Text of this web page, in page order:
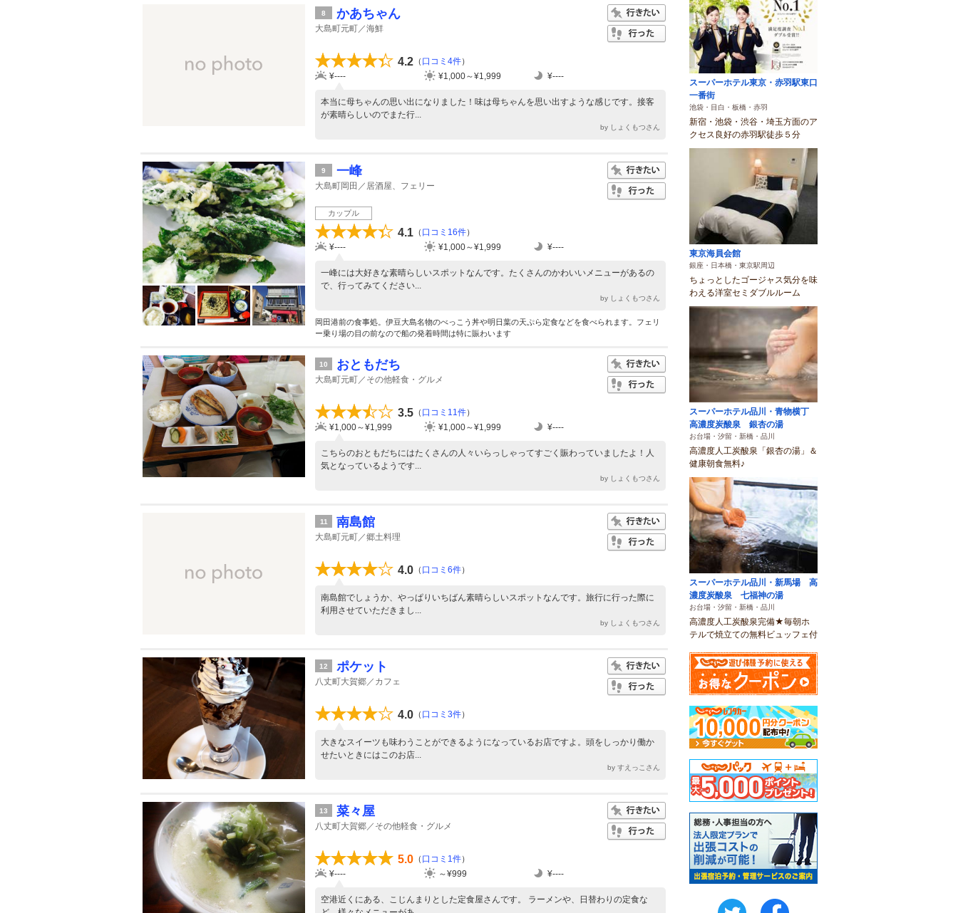
8 かあちゃん
大島町元町／海鮮
4.2 （ 口コミ4件）
¥----
¥1,000～¥1,999 ¥----
本当に母ちゃんの思い出になりました！味は母ちゃんを思い出すような感じです。接客
が素晴らしいのでまた行...
by しょくもつさん
9 一峰
大島町岡田／居酒屋、フェリー
カップル
4.1 （ 口コミ16件）
¥----
¥1,000～¥1,999 ¥----
一峰には大好きな素晴らしいスポットなんです。たくさんのかわいいメニューがあるの
で、行ってみてください...
by しょくもつさん
岡田港前の食事処。伊豆大島名物のべっこう丼や明日葉の天ぷら定食などを食べられます。フェリ
ー乗り場の目の前なので船の発着時間は特に賑わいます
10 おともだち
大島町元町／その他軽食・グルメ
3.5 （ 口コミ11件）
¥1,000～¥1,999
¥1,000～¥1,999 ¥----
こちらのおともだちにはたくさんの人々いらっしゃってすごく賑わっていましたよ！人
気となっているようです...
by しょくもつさん
11 南島館
大島町元町／郷土料理
4.0 （ 口コミ6件）
南島館でしょうか、やっぱりいちばん素晴らしいスポットなんです。旅行に行った際に
利用させていただきまし...
by しょくもつさん
12 ポケット
八丈町大賀郷／カフェ
4.0 （ 口コミ3件）
大きなスイーツも味わうことができるようになっているお店ですよ。頭をしっかり働か
せたいときにはこのお店...
by すえっこさん
13 菜々屋
八丈町大賀郷／その他軽食・グルメ
5.0 （ 口コミ1件）
¥----
～¥999 ¥----
空港近くにある、こじんまりとした定食屋さんです。 ラーメンや、日替わりの定食な
スーパーホテル東京・赤羽駅東口
一番街
池袋・目白・板橋・赤羽
新宿・池袋・渋谷・埼玉方面のア
クセス良好の赤羽駅徒歩５分
東京海員会館
銀座・日本橋・東京駅周辺
ちょっとしたゴージャス気分を味
わえる洋室セミダブルルーム
スーパーホテル品川・青物横丁
高濃度炭酸泉 銀杏の湯
お台場・汐留・新橋・品川
高濃度人工炭酸泉「銀杏の湯」＆
健康朝食無料♪
スーパーホテル品川・新馬場 高
濃度炭酸泉 七福神の湯
お台場・汐留・新橋・品川
高濃度人工炭酸泉完備★毎朝ホ
テルで焼立ての無料ビュッフェ付
twitter